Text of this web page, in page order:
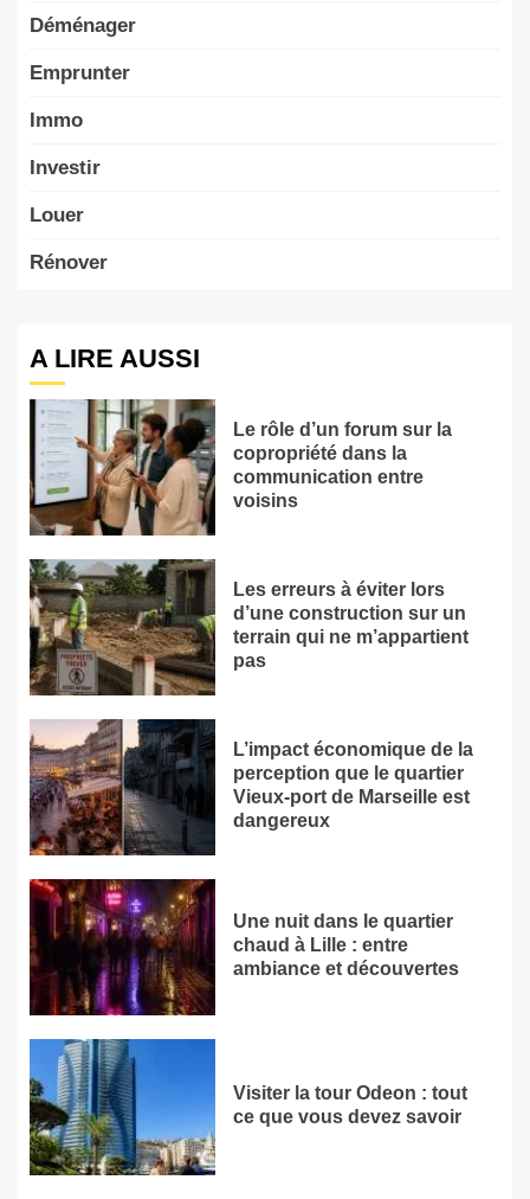
Déménager
Emprunter
Immo
Investir
Louer
Rénover
A LIRE AUSSI
Le rôle d’un forum sur la
copropriété dans la
communication entre
voisins
Les erreurs à éviter lors
d’une construction sur un
terrain qui ne m’appartient
pas
L’impact économique de la
perception que le quartier
Vieux-port de Marseille est
dangereux
Une nuit dans le quartier
chaud à Lille : entre
ambiance et découvertes
Visiter la tour Odeon : tout
ce que vous devez savoir